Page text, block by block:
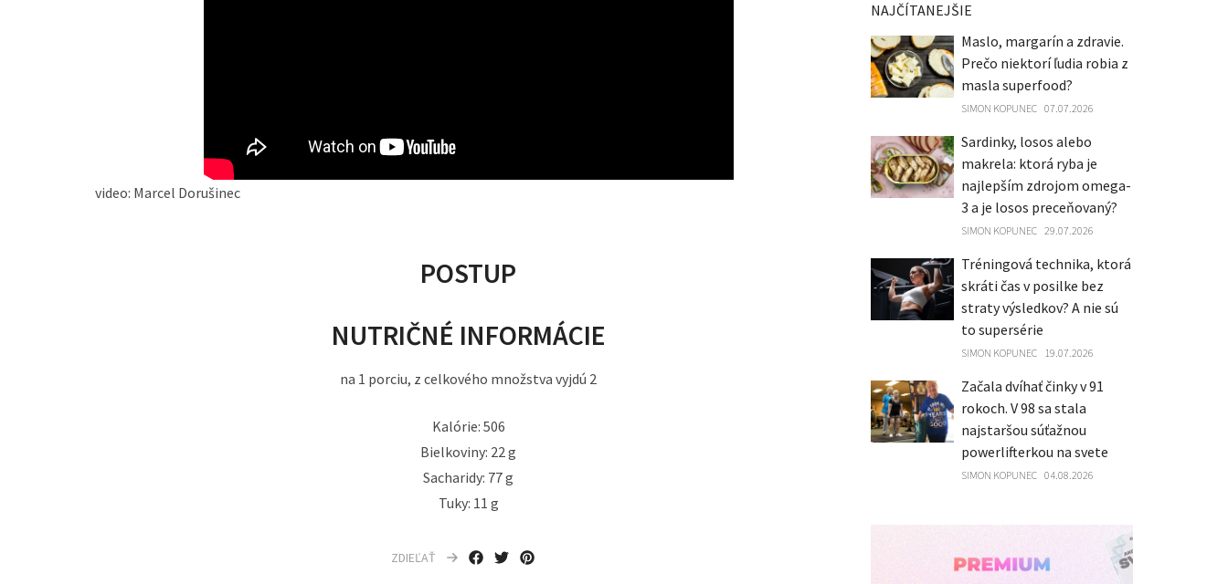
video: Marcel Dorušinec
POSTUP
NUTRIČNÉ INFORMÁCIE
na 1 porciu, z celkového množstva vyjdú 2
Kalórie: 506
Bielkoviny: 22 g
Sacharidy: 77 g
Tuky: 11 g
ZDIEĽAŤ
NAJČÍTANEJŠIE
Maslo, margarín a zdravie.
Prečo niektorí ľudia robia z
masla superfood?
SIMON KOPUNEC 07.07.2026
Sardinky, losos alebo
makrela: ktorá ryba je
najlepším zdrojom omega-
3 a je losos preceňovaný?
SIMON KOPUNEC 29.07.2026
Tréningová technika, ktorá
skráti čas v posilke bez
straty výsledkov? A nie sú
to supersérie
SIMON KOPUNEC 19.07.2026
Začala dvíhať činky v 91
rokoch. V 98 sa stala
najstaršou súťažnou
powerlifterkou na svete
SIMON KOPUNEC 04.08.2026